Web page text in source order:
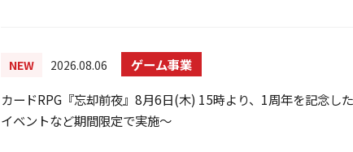
NEW 2026.08.06
ゲーム事業
カードRPG『忘却前夜』8月6日(木) 15時より、1周年を記念し
イベントなど期間限定で実施～